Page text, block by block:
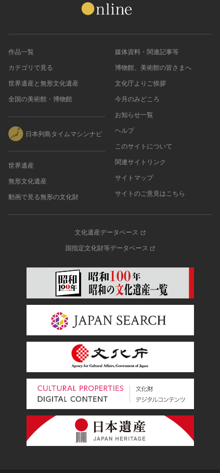
作品一覧
カテゴリで見る
世界遺産と無形文化遺産
全国の美術館・博物館
日本列島タイムマシンナビ
世界遺産
無形文化遺産
動画で見る無形の文化財
媒体資料・関連記事等
博物館、美術館の皆さまへ
文化庁よりご挨拶
今月のみどころ
お知らせ一覧
ヘルプ
このサイトについて
関連サイトリンク
サイトマップ
サイトのご意見はこちら
文化遺産データベース
国指定文化財等データベース